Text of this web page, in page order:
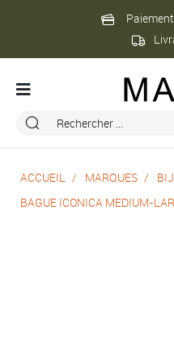
ACCUEIL MARQUES
BAGUE ICONICA MEDIUM-